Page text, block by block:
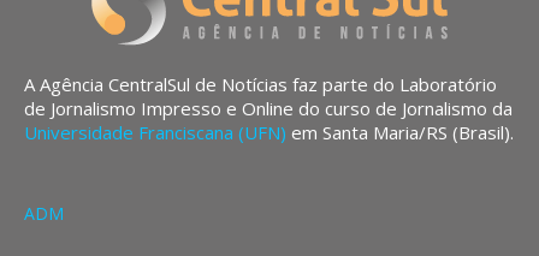
A Agência CentralSul de Notícias faz parte do Laboratório
de Jornalismo Impresso e Online do curso de Jornalismo da
Universidade Franciscana (UFN) em Santa Maria/RS (Brasil).
ADM